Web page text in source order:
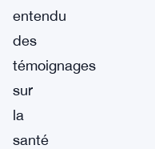
entendu
des
témoignages
sur
la
santé